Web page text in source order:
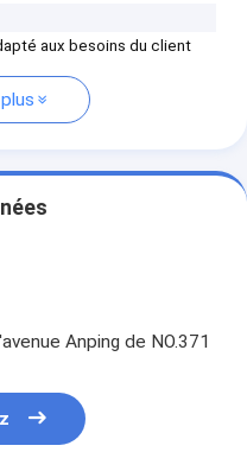
aux besoins du client
Anping de NO.371